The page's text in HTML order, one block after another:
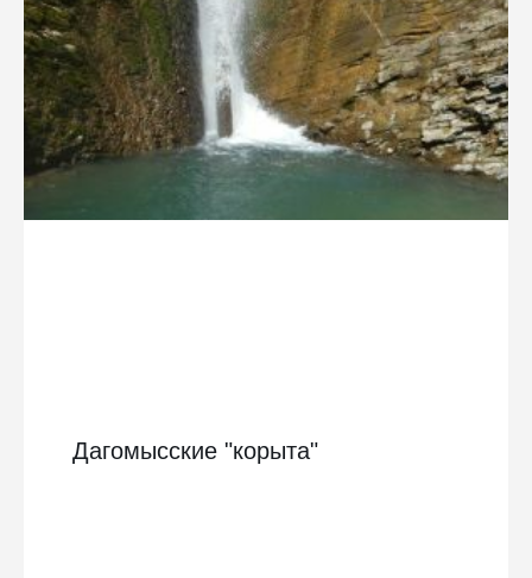
Дагомысские "корыта"